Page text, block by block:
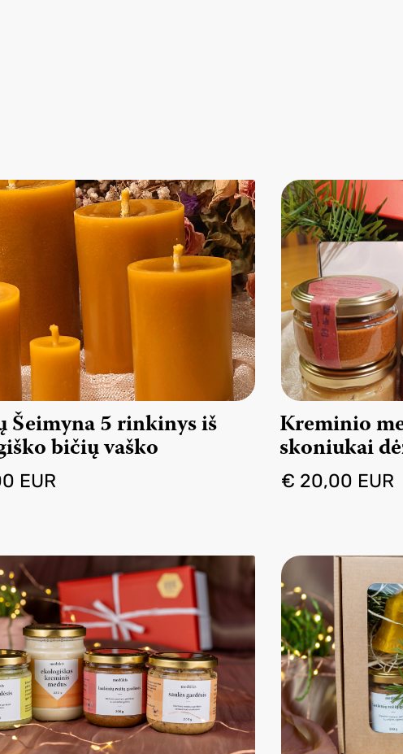
Šeimyna 5 rinkinys iš
bičių vaško
EUR
Kreminio
skoniukai
€ 20,00 EUR